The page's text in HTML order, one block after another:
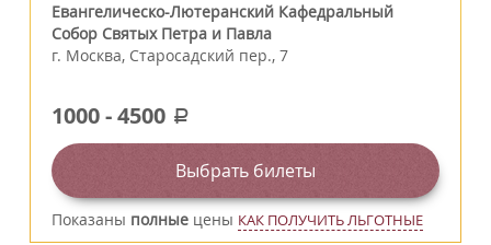
Евангелическо-Лютеранский Кафедральный
Собор Святых Петра и Павла
г. Москва, Старосадский пер., 7
1000-4500 a
Выбрать билеты
Показаны полные цены КАК ПОЛУЧИТЬ ЛЬГОТНЫЕ